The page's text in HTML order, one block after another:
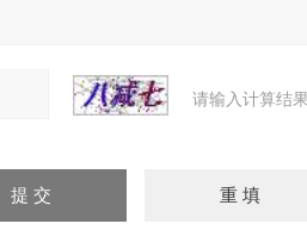
请输入计算结